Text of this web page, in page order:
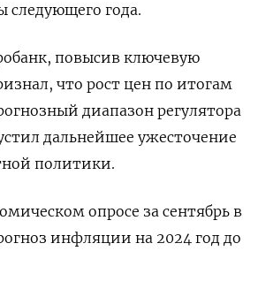
следующего года.
повысив ключевую
что рост цен по итогам
диапазон регулятора
дальнейшее ужесточение
политики.
опросе за сентябрь в
инфляции на 2024 год до